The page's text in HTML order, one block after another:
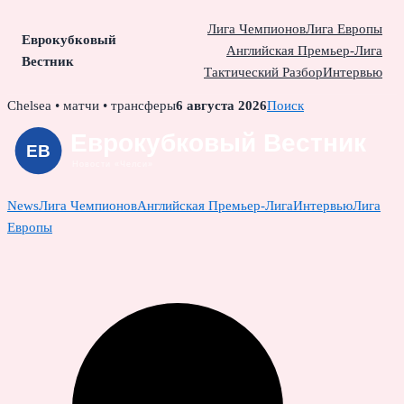
Еврокубковый
Вестник
Лига ЧемпионовЛига Европы
Английская Премьер-Лига
Тактический РазборИнтервью
Skip
content
Chelsea • матчи • трансферы6 августа 2026Поиск
NewsЛига ЧемпионовАнглийская Премьер-ЛигаИнтервьюЛига
Европы